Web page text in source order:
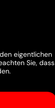
eigentlichen
Sie, dass